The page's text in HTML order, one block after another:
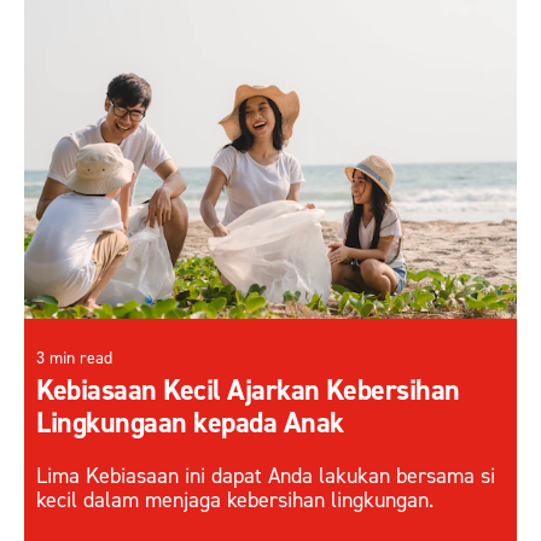
3 min read
Kebiasaan Kecil Ajarkan Kebersihan
Lingkungaan kepada Anak
Lima Kebiasaan ini dapat Anda lakukan bersama si
kecil dalam menjaga kebersihan lingkungan.